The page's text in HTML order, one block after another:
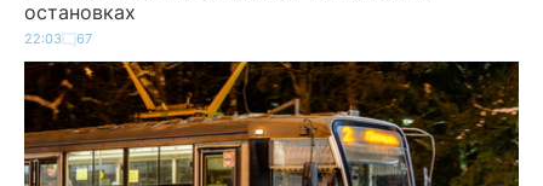
остановках
22:03 67